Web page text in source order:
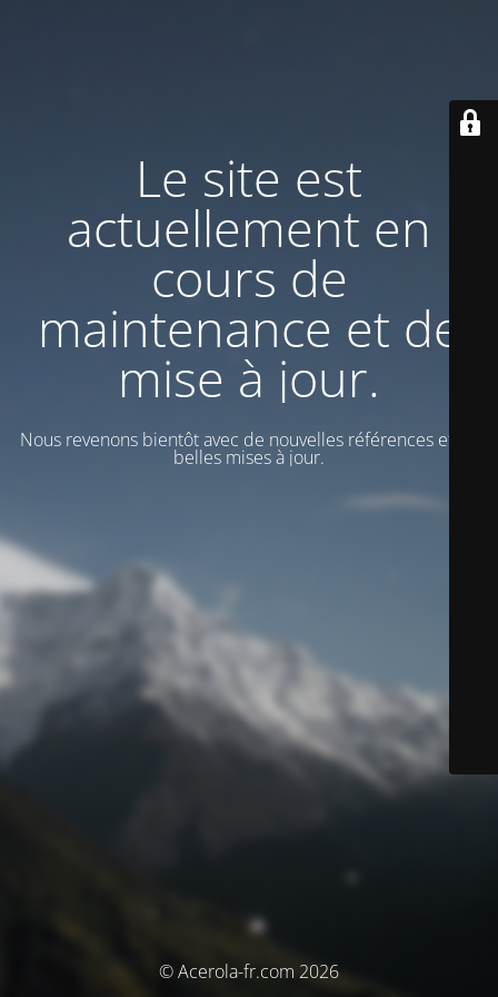
Le site est
actuellement en
cours de
maintenance et de
mise à jour.
Nous revenons bientôt avec de nouvelles références et de
belles mises à jour.
© Acerola-fr.com 2026